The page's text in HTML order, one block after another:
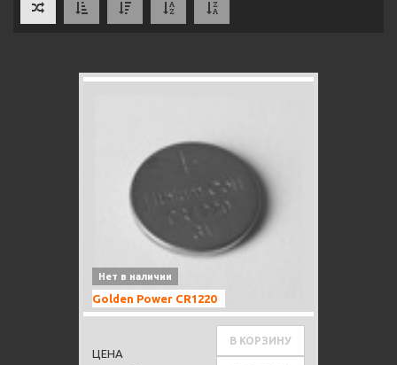
Нет в наличии
Golden Power CR1220
ЦЕНА
В КОРЗИНУ